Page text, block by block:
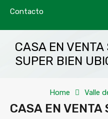
Contacto
CASA EN
SUPER BIEN
Home Valle
CASA EN VENTA